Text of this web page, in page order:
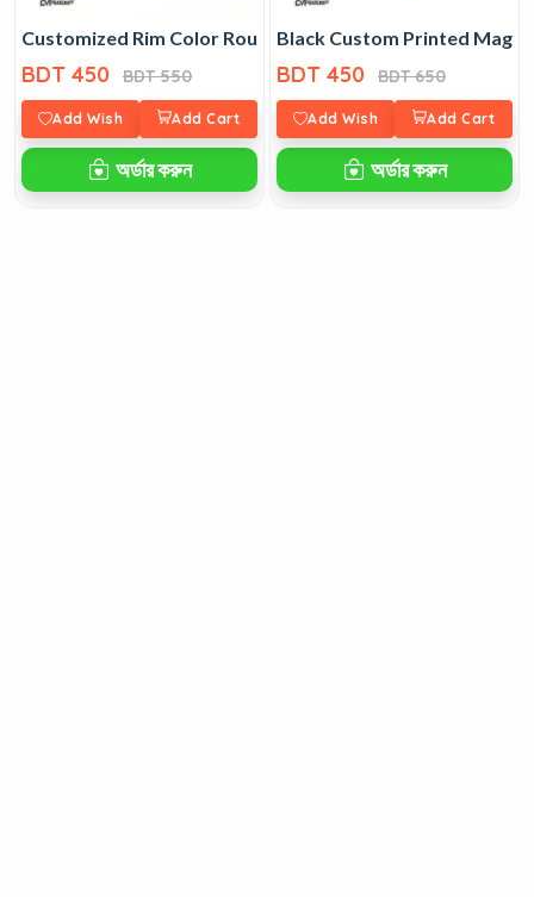
Customized Rim Color Round Handle Mug
BDT 450 BDT 550
Add Wish Add Cart
অর্ডার করুন
Black Custom Printed Magic
BDT 450 BDT 650
Add Wish Add Cart
অর্ডার করুন